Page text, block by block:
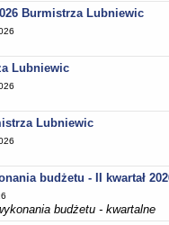
Kultury
Pomocy Społecznej
Komunalnej
Samopomocy
budżetu - kwartalne
budżetu - półroczne,
Burmistrza Lubniewic
Lubniewic
Lubniewic
budżetu - II kwartał
budżetu - kwartalne